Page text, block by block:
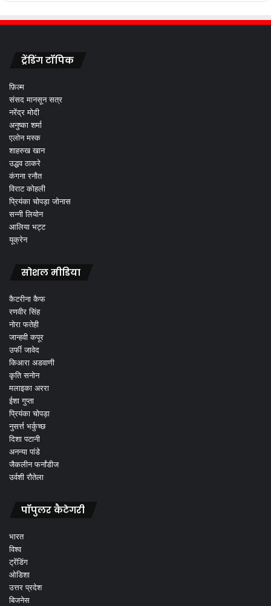
ट्रेंडिंग टॉपिक
फ़िल्म
संसद मानसून सत्र
नरेंद्र मोदी
अनुष्का शर्मा
एलोन मस्क
शाहरुख खान
उद्धव ठाकरे
कंगना रनौत
विराट कोहली
प्रियंका चोपड़ा जोनास
सन्नी लियोन
आलिया भट्ट
यूक्रेन
सोशल मीडिया
कैटरीना कैफ
रणवीर सिंह
नोरा फतेही
जान्हवी कपूर
उर्फी जावेद
किआरा अडवाणी
कृति सनोन
मलाइका अररा
ईशा गुप्ता
प्रियंका चोपड़ा
नुसर्त्त भर्कुच्छ
दिशा पटानी
अनन्या पांडे
जैकलीन फर्नांडीज
उर्वशी रौतेला
पॉपुलर कैटेगरी
भारत
विश्व
ट्रेंडिंग
ओडिशा
उत्तर प्रदेश
बिजनेस